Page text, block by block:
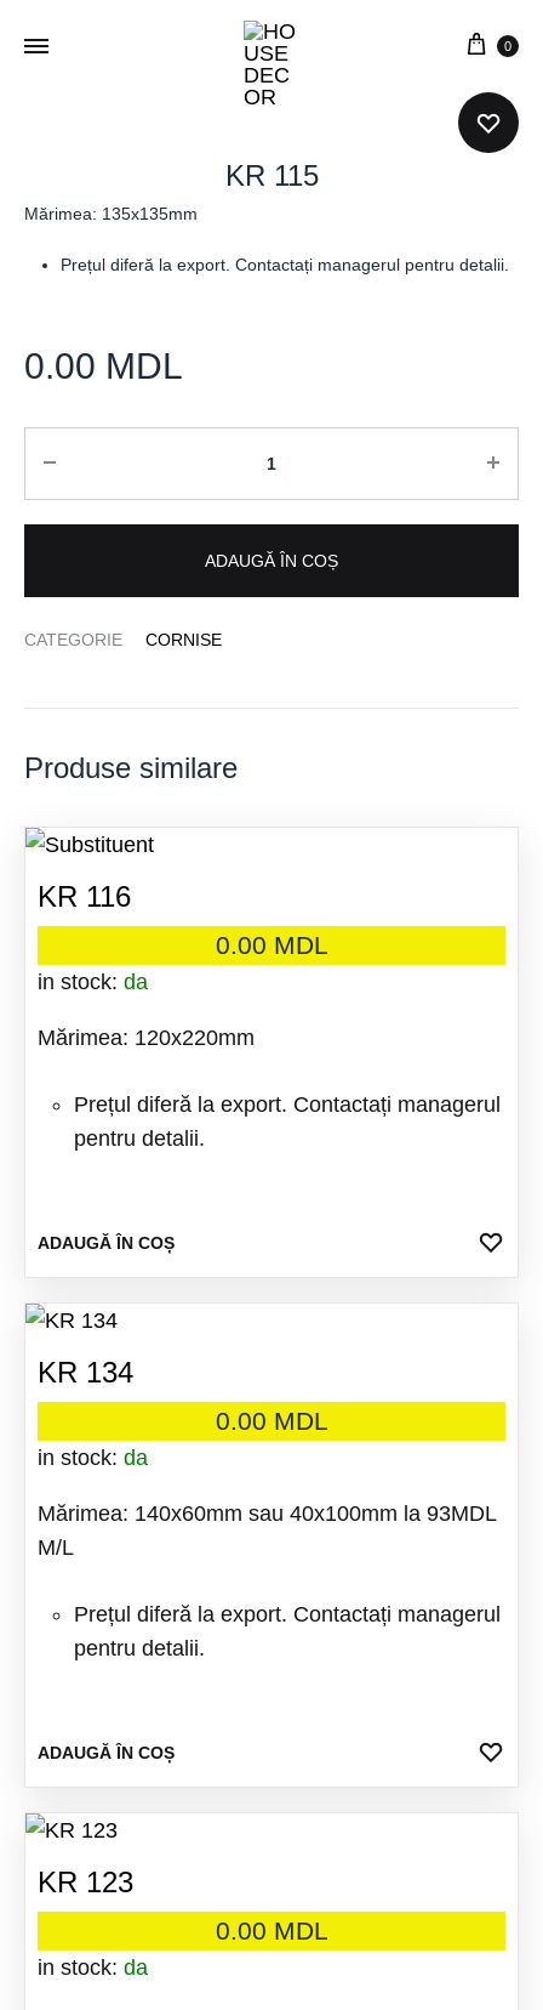
0
KR 115
Mărimea: 135x135mm
Prețul diferă la export. Contactați managerul pentru detalii.
0.00 MDL
ADAUGĂ ÎN COȘ
CATEGORIE CORNISE
Produse similare
KR 116
0.00 MDL
in stock: da
Mărimea: 120x220mm
Prețul diferă la export. Contactați managerul
pentru detalii.
ADAUGĂ ÎN COȘ
KR 134
0.00 MDL
in stock: da
Mărimea: 140x60mm sau 40x100mm la 93MDL
M/L
Prețul diferă la export. Contactați managerul
pentru detalii.
ADAUGĂ ÎN COȘ
KR 123
0.00 MDL
in stock: da